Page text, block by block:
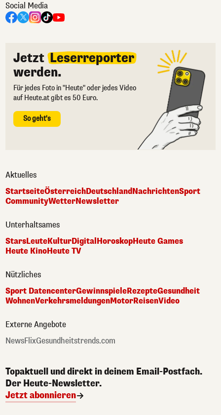
Social Media
Jetzt Leserreporter
werden.
Für jedes Foto in "Heute" oder jedes Video
auf Heute.at gibt es 50 Euro.
So geht's
Aktuelles
StartseiteÖsterreichDeutschlandNachrichtenSport
CommunityWetterNewsletter
Unterhaltsames
StarsLeuteKulturDigital HoroskopHeute Games
Heute KinoHeute TV
Nützliches
Sport DatencenterGewinnspieleRezepteGesundheit
WohnenVerkehrsmeldungenMotorReisenVideo
Externe Angebote
NewsFlixGesundheitstrends.com
Topaktuell und direkt in deinem Email-Postfach.
Der Heute-Newsletter.
Jetzt abonnieren